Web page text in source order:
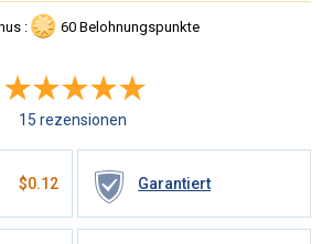
: 60 Belohnungspunkte
15 rezensionen
$0.12 Garantiert